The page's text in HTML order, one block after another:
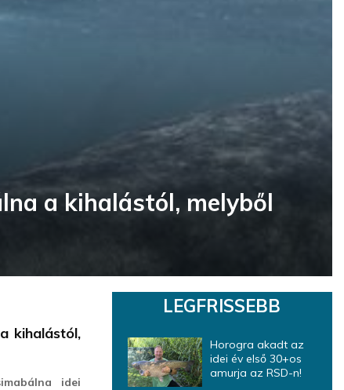
a kihalástól, melyből
kihalástól,
idei
LEGFRISSEBB
Horogra akadt az
idei év első 30+os
amurja az RSD-n!